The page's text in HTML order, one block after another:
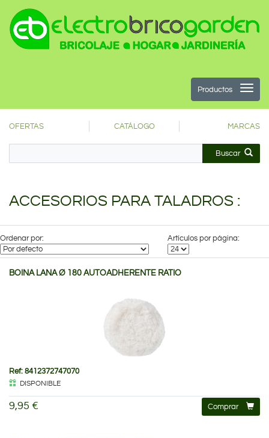
Productos
OFERTAS CATÁLOGO MARCAS
Buscar
ACCESORIOS PARA TALADROS :
Ordenar por: Artículos por página:
BOINA LANA Ø 180 AUTOADHERENTE RATIO
Ref: 8412372747070
DISPONIBLE
9,95 € Comprar